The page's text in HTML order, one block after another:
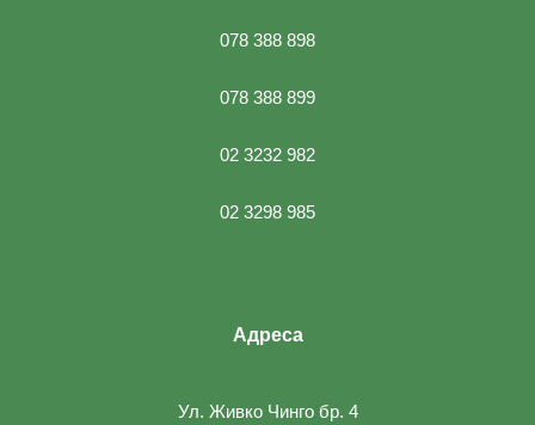
078 388 898
078 388 899
02 3232 982
02 3298 985
Адреса
Ул. Живко Чинго бр. 4